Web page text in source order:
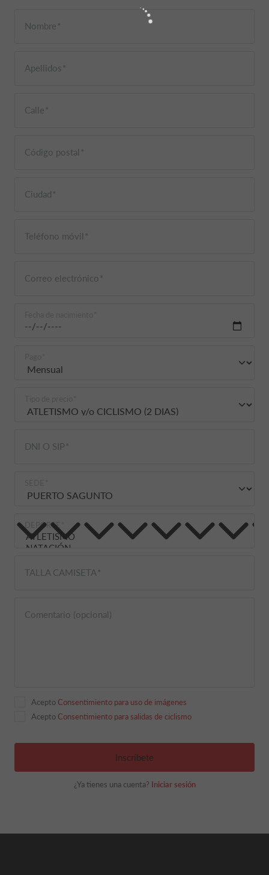
Nombre
Apellidos
Calle
Código postal
Ciudad
Teléfono móvil
Correo electrónico
DNI O SIP
DEPORTE
TALLA CAMISETA
Comentario (opcional)
Acepto Consentimiento para uso de imágenes
Acepto Consentimiento para salidas de ciclismo
Inscríbete
¿Ya tienes una cuenta? Iniciar sesión